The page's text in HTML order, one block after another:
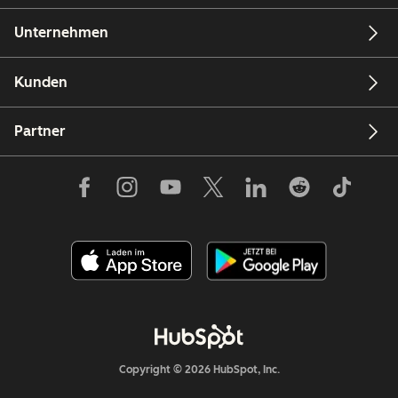
Unternehmen
Kunden
Partner
Copyright © 2026 HubSpot, Inc.